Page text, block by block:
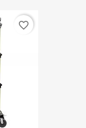
favorite_border